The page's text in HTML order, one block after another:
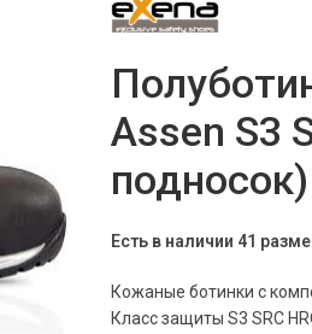
Assen S3
подносок)
Есть в наличии 41
Кожаные ботинки с
Класс защиты S3 SRC